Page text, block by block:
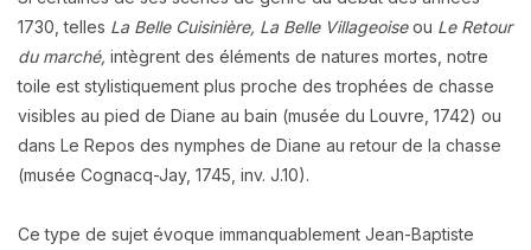
1730, telles La Belle Cuisinière, La Belle Villageoiseou Le Retour
du marché, intègrent des éléments de natures mortes, notre
toile est stylistiquement plus proche des trophées de chasse
visibles au pied de Diane au bain (musée du Louvre, 1742) ou
dans Le Repos des nymphes de Diane au retour de la chasse
(musée Cognacq-Jay, 1745, inv. J.10).
Ce type de sujet évoque immanquablement Jean-Baptiste